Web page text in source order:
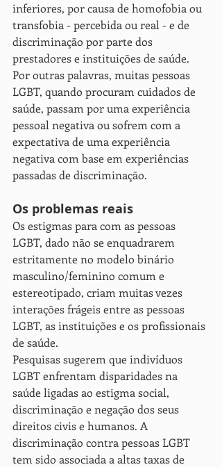
inferiores, por causa de homofobia ou
transfobia - percebida ou real - e de
discriminação por parte dos
prestadores e instituições de saúde.
Por outras palavras, muitas pessoas
LGBT, quando procuram cuidados de
saúde, passam por uma experiência
pessoal negativa ou sofrem com a
expectativa de uma experiência
negativa com base em experiências
passadas de discriminação.
Os problemas reais
Os estigmas para com as pessoas
LGBT, dado não se enquadrarem
estritamente no modelo binário
masculino/feminino comum e
estereotipado, criam muitas vezes
interações frágeis entre as pessoas
LGBT, as instituições e os profissionais
de saúde.
Pesquisas sugerem que indivíduos
LGBT enfrentam disparidades na
saúde ligadas ao estigma social,
discriminação e negação dos seus
direitos civis e humanos. A
discriminação contra pessoas LGBT
tem sido associada a altas taxas de